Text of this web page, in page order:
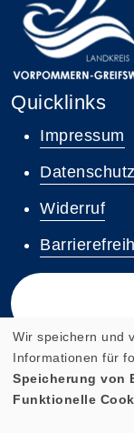
Quicklinks
Impressum
Datenschutz
Widerruf
Cookie
Wir speichern und
Informationen für
Speicherung von
Funktionelle